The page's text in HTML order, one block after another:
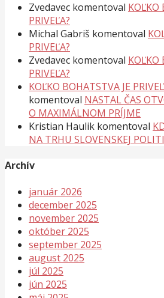
Zvedavec komentoval KOĽKO
PRIVEĽA?
Michal Gabriš komentoval
PRIVEĽA?
Zvedavec komentoval KOĽKO
PRIVEĽA?
KOĽKO BOHATSTVA JE
komentoval NASTAL ČAS
O MAXIMÁLNOM PRÍJME
Kristian Haulik komentoval
NA TRHU SLOVENSKEJ
Archív
január 2026
december 2025
november 2025
október 2025
september 2025
august 2025
júl 2025
jún 2025